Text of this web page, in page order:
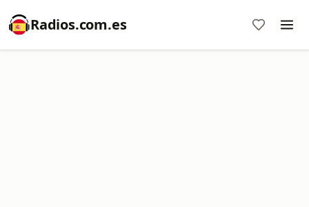
Radios.com.es